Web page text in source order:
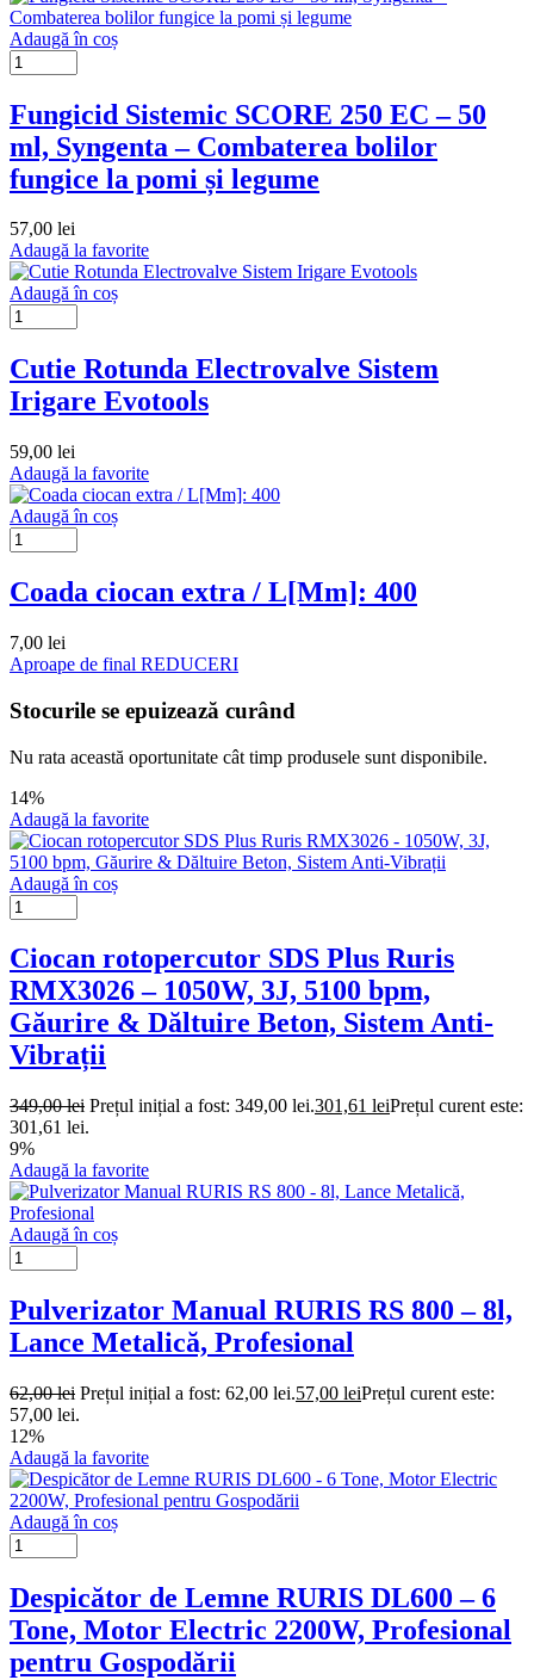
Adaugă în coș
Fungicid Sistemic SCORE 250 EC – 50
ml, Syngenta – Combaterea bolilor
fungice la pomi și legume
57,00 lei
Adaugă la favorite
Adaugă în coș
Cutie Rotunda Electrovalve Sistem
Irigare Evotools
59,00 lei
Adaugă la favorite
Adaugă în coș
Coada ciocan extra / L[Mm]: 400
7,00 lei
Aproape de final REDUCERI
Stocurile se epuizează curând
Nu rata această oportunitate cât timp produsele sunt disponibile.
14%
Adaugă la favorite
Adaugă în coș
Ciocan rotopercutor SDS Plus Ruris
RMX3026 – 1050W, 3J, 5100 bpm,
Găurire & Dăltuire Beton, Sistem Anti-
Vibrații
349,00lei Prețul inițial a fost: 349,00 lei.301,61 leiPrețul curent este:
301,61 lei.
9%
Adaugă la favorite
Adaugă în coș
Pulverizator Manual RURIS RS 800 – 8l,
Lance Metalică, Profesional
62,00lei Prețul inițial a fost: 62,00 lei.57,00 leiPrețul curent este:
57,00 lei.
12%
Adaugă la favorite
Adaugă în coș
Despicător de Lemne RURIS DL600 – 6
Tone, Motor Electric 2200W, Profesional
pentru Gospodării